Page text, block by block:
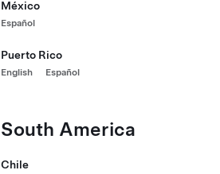
México
Español
Puerto Rico
English Español
South America
Chile